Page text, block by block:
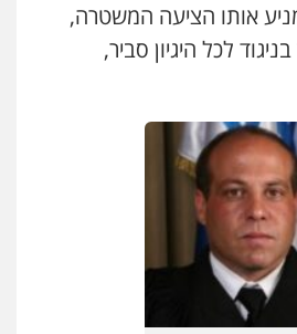
אותו הציעה המשטרה,
לכל היגיון סביר,